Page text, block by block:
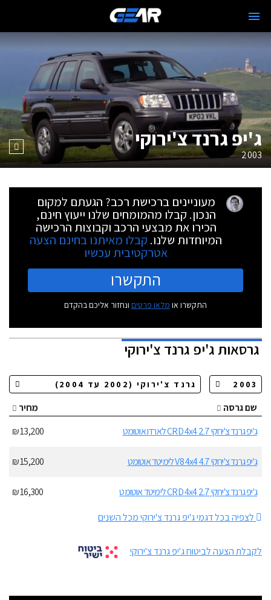
ג'יפ גרנד צ'ירוקי
2003
מעוניינים ברכישת רכב? הגעתם למקום
הנכון. קבלו מהמומחים שלנו ייעוץ חינם,
הכירו את מבצעי הרכב וקבוצות הרכישה
המיוחדות שלנו. קבלו מאיתנו בחינם הצעה
אטרקטיבית עכשיו
התקשרו
התקשרו או מלאו פרטים ונחזור אליכם בהקדם
גרסאותג'יפ גרנד צ'ירוקי
שם גרסה
מחיר
ג'יפ גרנד צ'ירוקי 2.7 CRD 4x4 לארדו אוטומט
13,200 ₪
ג'יפ גרנד צ'ירוקי 4.7 V8 4x4 לימיטד אוטומט 15,200 ₪
ג'יפ גרנד צ'ירוקי 2.7 CRD 4x4 לימיטד אוטומט
16,300 ₪
לצפיה בכל דגמי ג'יפ גרנד צ'ירוקי מכל השנים
לקבלת הצעה לביטוח ג'יפ גרנד צ'ירוקי